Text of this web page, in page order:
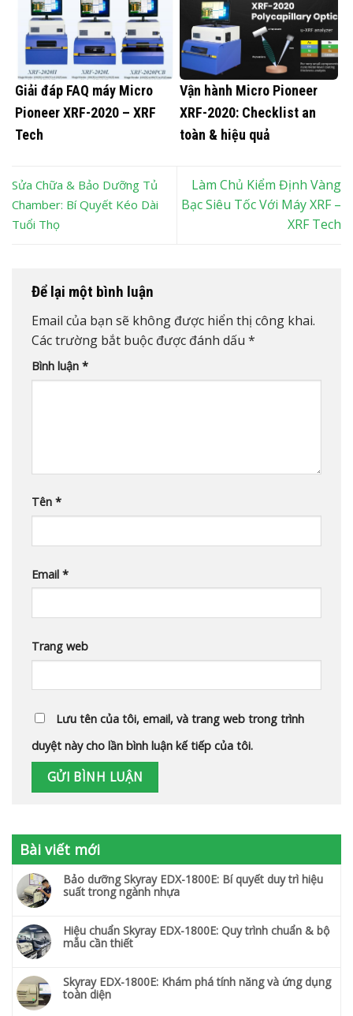
Giải đáp FAQ máy Micro
Pioneer XRF-2020 – XRF
Tech
Vận hành Micro Pioneer
XRF-2020: Checklist an
toàn & hiệu quả
Sửa Chữa & Bảo Dưỡng Tủ
Chamber: Bí Quyết Kéo Dài
Tuổi Thọ
Làm Chủ Kiểm Định Vàng
Bạc Siêu Tốc Với Máy XRF –
XRF Tech
Để lại một bình luận
Email của bạn sẽ không được hiển thị công khai.
Các trường bắt buộc được đánh dấu *
Bình luận *
Tên *
Email *
Trang web
Lưu tên của tôi, email, và trang web trong trình
duyệt này cho lần bình luận kế tiếp của tôi.
Bài viết mới
Bảo dưỡng Skyray EDX-1800E: Bí quyết duy trì hiệu
suất trong ngành nhựa
Hiệu chuẩn Skyray EDX-1800E: Quy trình chuẩn & bộ
mẫu cần thiết
Skyray EDX-1800E: Khám phá tính năng và ứng dụng
toàn diện